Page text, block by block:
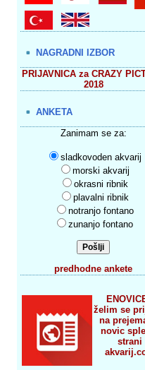
NAGRADNI IZBOR
PRIJAVNICA za CRAZY
2018
ANKETA
Zanimam se za:
sladkovoden akvarij
morski akvarij
okrasni ribnik
plavalni ribnik
notranjo fontano
zunanjo fontano
predhodne ankete
želim se
na
novic
strani